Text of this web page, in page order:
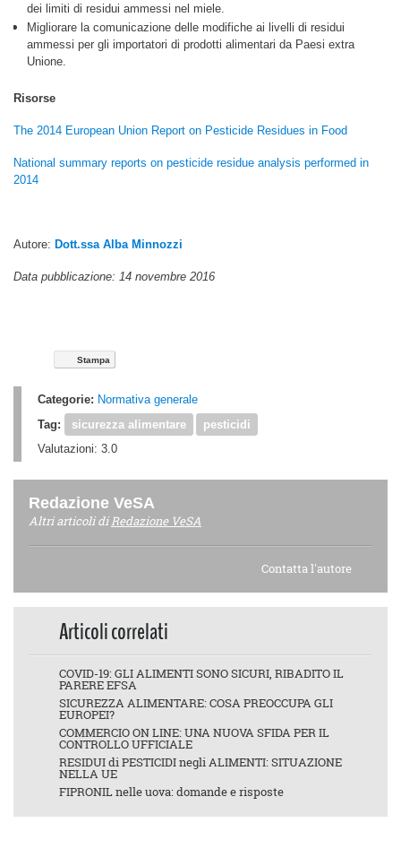
dei limiti di residui ammessi nel miele.
Migliorare la comunicazione delle modifiche ai livelli di residui
ammessi per gli importatori di prodotti alimentari da Paesi extra
Unione.
Risorse
The 2014 European Union Report on Pesticide Residues in Food
National summary reports on pesticide residue analysis performed in
2014
Autore: Dott.ssa Alba Minnozzi
Data pubblicazione: 14 novembre 2016
Stampa
Categorie: Normativa generale
Tag:
sicurezza alimentare
pesticidi
Valutazioni: 3.0
Redazione VeSA
Altri articoli diRedazione VeSA
Contatta l'autore
Articoli correlati
COVID-19: GLI ALIMENTI SONO SICURI, RIBADITO IL
PARERE EFSA
SICUREZZA ALIMENTARE: COSA PREOCCUPA GLI
EUROPEI?
COMMERCIO ON LINE: UNA NUOVA SFIDA PER IL
CONTROLLO UFFICIALE
RESIDUI di PESTICIDI negli ALIMENTI: SITUAZIONE
NELLA UE
FIPRONIL nelle uova: domande e risposte